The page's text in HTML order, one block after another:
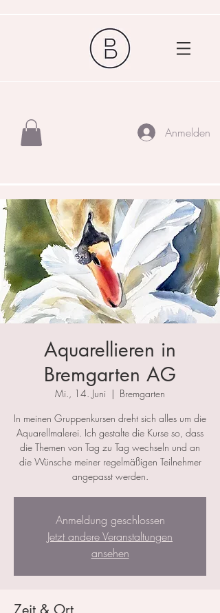
Anmelden
Aquarellieren in
Bremgarten AG
Mi., 14. Juni
  |
Bremgarten
In meinen Gruppenkursen dreht sich alles um die
Aquarellmalerei. Ich gestalte die Kurse so, dass
die Themen von Tag zu Tag wechseln und an
die Wünsche meiner regelmäßigen Teilnehmer
angepasst werden.
Anmeldung geschlossen
Jetzt andere Veranstaltungen
ansehen